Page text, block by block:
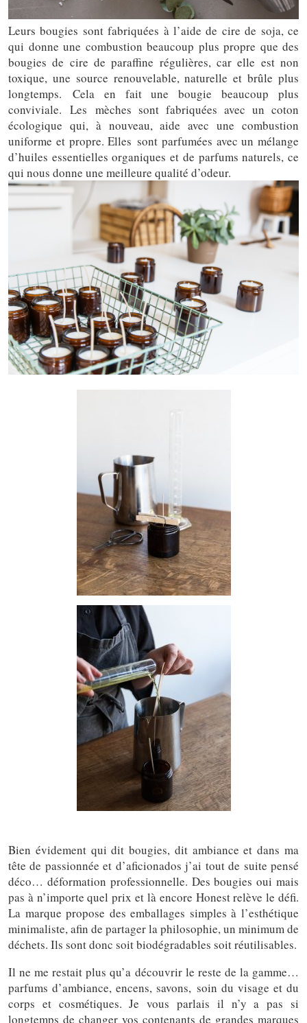
Leurs bougies sont fabriquées à l’aide de cire de soja, ce
qui donne une combustion beaucoup plus propre que des
bougies de cire de paraffine régulières, car elle est non
toxique, une source renouvelable, naturelle et brûle plus
longtemps. Cela en fait une bougie beaucoup plus
conviviale. Les mèches sont fabriquées avec un coton
écologique qui, à nouveau, aide avec une combustion
uniforme et propre. Elles sont parfumées avec un mélange
d’huiles essentielles organiques et de parfums naturels, ce
qui nous donne une meilleure qualité d’odeur.
Bien évidement qui dit bougies, dit ambiance et dans ma
tête de passionnée et d’aficionados j’ai tout de suite pensé
déco… déformation professionnelle. Des bougies oui mais
pas à n’importe quel prix et là encore Honest relève le défi.
La marque propose des emballages simples à l’esthétique
minimaliste, afin de partager la philosophie, un minimum de
déchets. Ils sont donc soit biodégradables soit réutilisables.
Il ne me restait plus qu’a découvrir le reste de la gamme…
parfums d’ambiance, encens, savons, soin du visage et du
corps et cosmétiques. Je vous parlais il n’y a pas si
longtemps de changer vos contenants de grandes marques